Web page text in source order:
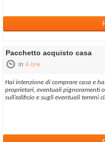
Pacchetto acquisto casa
in 4 ore
Hai intenzione di comprare casa e
proprietari, eventuali pignoramenti
sull’edificio e sugli eventuali terreni